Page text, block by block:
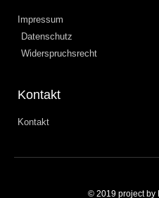
Impressum
Datenschutz
Widerspruchsrecht
Kontakt
Kontakt
© 2019 project by